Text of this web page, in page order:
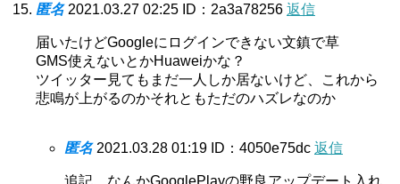
匿名 2021.03.27 02:25 ID：2a3a78256 返信
届いたけどGoogleにログインできない文鎮で草
GMS使えないとかHuaweiかな？
ツイッター見てもまだ一人しか居ないけど、これから
悲鳴が上がるのかそれともただのハズレなのか
匿名 2021.03.28 01:19 ID：4050e75dc 返信
追記、なんかGooglePlayの野良アップデート入れ